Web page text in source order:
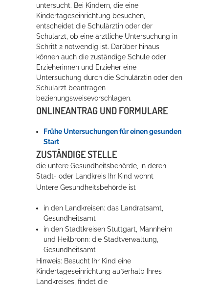
Erleben in Hockenheim
Spaß unter prickelnden Wasserfällen, das rauschende Meer im
Wellenbecken oder doch lieber die pure Entspannung auf der
Sprudelliege im Solebecken?
mehr dazu...
untersucht. Bei Kindern, die eine
Kindertageseinrichtung besuchen,
entscheidet die Schulärztin oder der
Schularzt, ob eine ärztliche Untersuchung in
Schritt 2 notwendig ist. Darüber hinaus
können auch die zuständige Schule oder
Erzieherinnen und Erzieher eine
Untersuchung durch die Schulärztin oder den
Schularzt beantragen
beziehungsweisevorschlagen.
ONLINEANTRAG UND FORMULARE
Frühe Untersuchungen für einen gesunden
Start
ZUSTÄNDIGE STELLE
die untere Gesundheitsbehörde, in deren
Stadt- oder Landkreis Ihr Kind wohnt
Untere Gesundheitsbehörde ist
in den Landkreisen: das Landratsamt,
Gesundheitsamt
in den Stadtkreisen Stuttgart, Mannheim
und Heilbronn: die Stadtverwaltung,
Gesundheitsamt
Hinweis: Besucht Ihr Kind eine
Kindertageseinrichtung außerhalb Ihres
Landkreises, findet die